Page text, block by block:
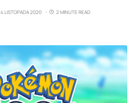
4 LISTOPADA 2020
2 MINUTE READ